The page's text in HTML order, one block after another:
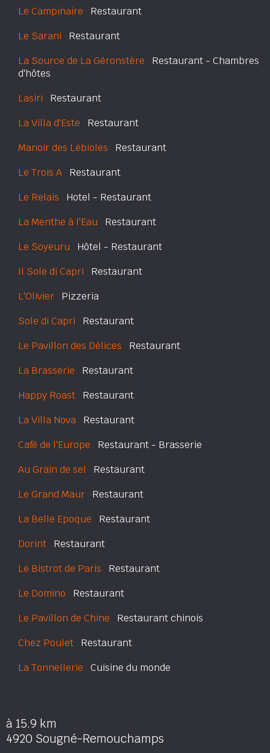
Le Campinaire Restaurant
Le Sarani Restaurant
La Source de La Géronstère Restaurant - Chambres
d'hôtes
Lasiri Restaurant
La Villa d'Este Restaurant
Manoir des Lébioles Restaurant
Le Trois A Restaurant
Le Relais Hotel - Restaurant
La Menthe à l'Eau Restaurant
Le Soyeuru Hôtel - Restaurant
Il Sole di Capri Restaurant
L'Olivier Pizzeria
Sole di Capri Restaurant
Le Pavillon des Délices Restaurant
La Brasserie Restaurant
Happy Roast Restaurant
La Villa Nova Restaurant
Café de l'Europe Restaurant - Brasserie
Au Grain de sel Restaurant
Le Grand Maur Restaurant
La Belle Epoque Restaurant
Dorint Restaurant
Le Bistrot de Paris Restaurant
Le Domino Restaurant
Le Pavillon de Chine Restaurant chinois
Chez Poulet Restaurant
La Tonnellerie Cuisine du monde
à 15.9 km
4920 Sougné-Remouchamps